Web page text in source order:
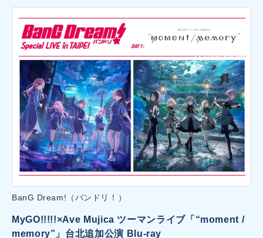
BanG Dream!（バンドリ！）
MyGO!!!!!×Ave Mujica ツーマンライブ「“moment /
memory”」台北追加公演 Blu-ray